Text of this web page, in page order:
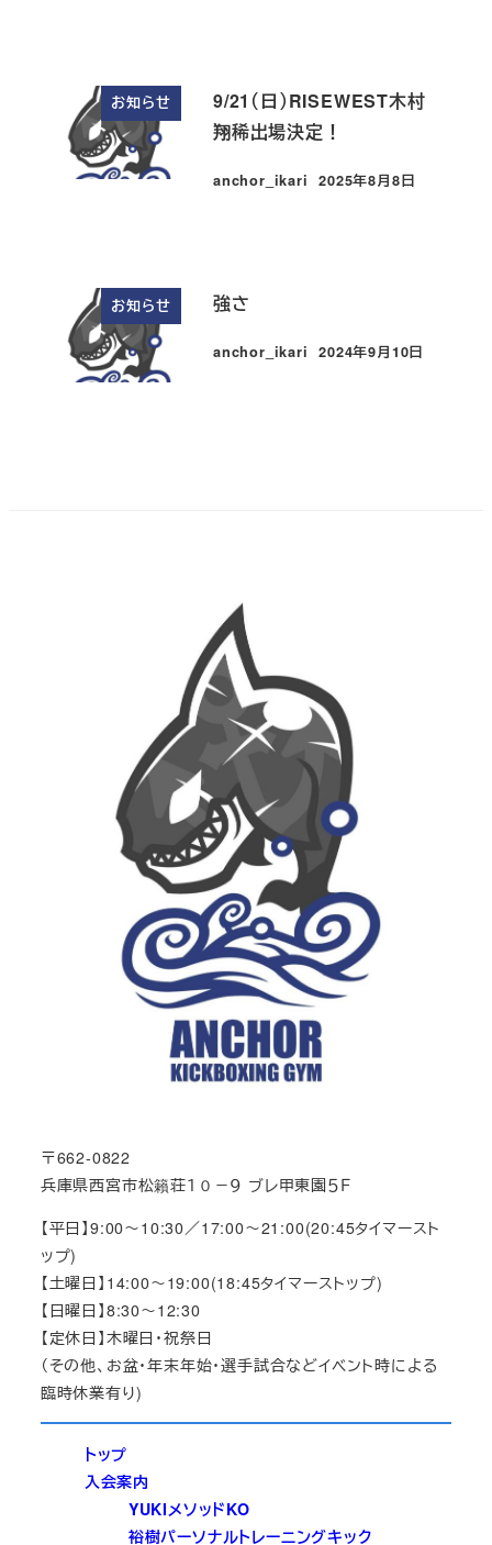
お知らせ
9/21（日）RISEWEST木村
翔稀出場決定！
anchor_ikari
投稿日
2025年8月8日
お知らせ 強さ
anchor_ikari
投稿日
2024年9月10日
〒662-0822
兵庫県西宮市松籟荘１０－９ ブレ甲東園５Ｆ
【平日】9:00～10:30／17:00～21:00(20:45タイマースト
ップ)
【土曜日】14:00～19:00(18:45タイマーストップ)
【日曜日】8:30～12:30
【定休日】木曜日・祝祭日
（その他、お盆・年末年始・選手試合などイベント時による
臨時休業有り)
トップ
入会案内
YUKIメソッドKO
裕樹パーソナルトレーニングキック